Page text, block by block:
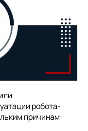
робота-
причинам: